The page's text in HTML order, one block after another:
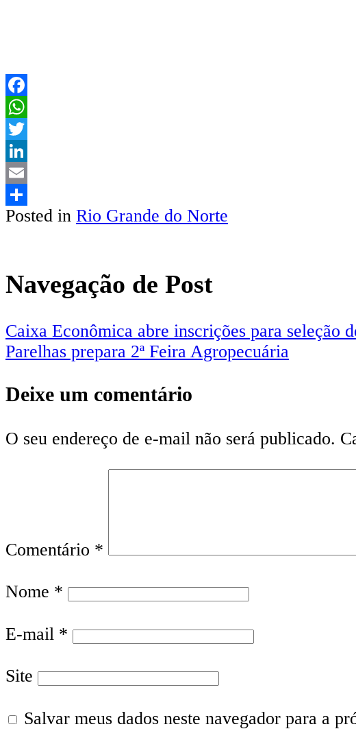
Facebook
WhatsApp
Twitter
LinkedIn
Email
Share
Posted in Rio Grande do Norte
Navegação de Post
Caixa Econômica abre inscrições para seleção
Parelhas prepara 2ª Feira Agropecuária
Deixe um comentário
O seu endereço de e-mail não será publicado.
Comentário *
Nome *
E-mail *
Site
Salvar meus dados neste navegador para a